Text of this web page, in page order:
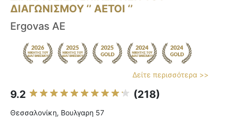
ΔΙΑΓΩΝΙΣΜΟΥ ‘’ ΑΕΤΟΙ ‘’
Ergovas AE
Δείτε περισσότερα >>
9.2 (218)
Θεσσαλονίκη, Βουλγαρη 57